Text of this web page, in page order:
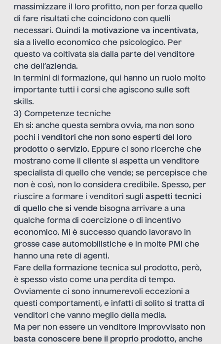
massimizzare il loro profitto, non per forza quello
di fare risultati che coincidono con quelli
necessari. Quindi la motivazione va incentivata,
sia a livello economico che psicologico. Per
questo va coltivata sia dalla parte del venditore
che dell’azienda.
In termini di formazione, qui hanno un ruolo molto
importante tutti i corsi che agiscono sulle soft
skills.
3) Competenze tecniche
Eh si: anche questa sembra ovvia, ma non sono
pochi i venditori che non sono esperti del loro
prodotto o servizio. Eppure ci sono ricerche che
mostrano come il cliente si aspetta un venditore
specialista di quello che vende; se percepisce che
non è così, non lo considera credibile. Spesso, per
riuscire a formare i venditori sugli aspetti tecnici
di quello che si vende bisogna arrivare a una
qualche forma di coercizione o di incentivo
economico. Mi è successo quando lavoravo in
grosse case automobilistiche e in molte PMI che
hanno una rete di agenti.
Fare della formazione tecnica sul prodotto, però,
è spesso visto come una perdita di tempo.
Ovviamente ci sono innumerevoli eccezioni a
questi comportamenti, e infatti di solito si tratta di
venditori che vanno meglio della media.
Ma per non essere un venditore improvvisato non
basta conoscere bene il proprio prodotto, anche